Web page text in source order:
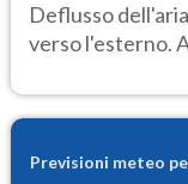
Deflusso
verso l'esterno.
Previsioni meteo